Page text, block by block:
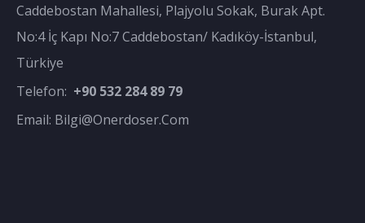
Caddebostan Mahallesi, Plajyolu Sokak, Burak Apt.
No:4 İç Kapı No:7 Caddebostan/ Kadıköy-İstanbul,
Türkiye
Telefon: +90 532 284 89 79
Email: Bilgi@onerdoser.com